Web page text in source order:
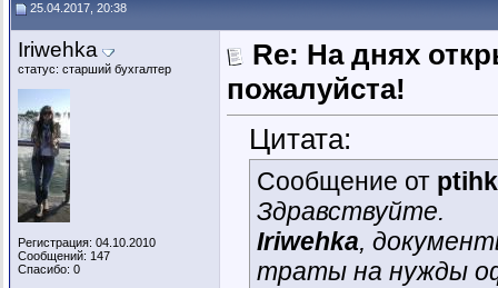
25.04.2017, 20:38
Iriwehka
статус: старший бухгалтер
Регистрация: 04.10.2010
Сообщений: 147
Спасибо: 0
Re: На днях
пожалуйста!
Цитата:
Сообщение от
Здравствуйте.
Iriwehka,
траты на нужды